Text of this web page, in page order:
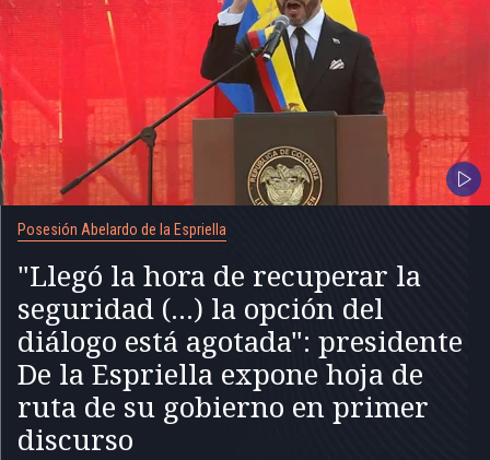
Posesión Abelardo de la Espriella
"Llegó la hora de recuperar la
seguridad (...) la opción del
diálogo está agotada": presidente
De la Espriella expone hoja de
ruta de su gobierno en primer
discurso